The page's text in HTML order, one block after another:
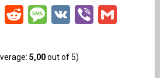
EmailRedditMessage
VKViber
5,00out of 5)